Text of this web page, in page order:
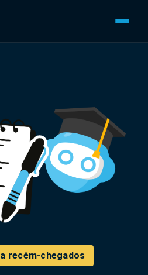
recém-chegados